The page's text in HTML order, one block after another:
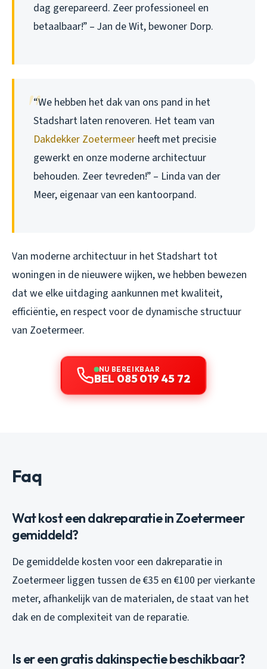
dag gerepareerd. Zeer professioneel en
betaalbaar!” – Jan de Wit, bewoner Dorp.
“We hebben het dak van ons pand in het
Stadshart laten renoveren. Het team van
Dakdekker Zoetermeer heeft met precisie
gewerkt en onze moderne architectuur
behouden. Zeer tevreden!” – Linda van der
Meer, eigenaar van een kantoorpand.
Van moderne architectuur in het Stadshart tot
woningen in de nieuwere wijken, we hebben bewezen
dat we elke uitdaging aankunnen met kwaliteit,
efficiëntie, en respect voor de dynamische structuur
van Zoetermeer.
NU BEREIKBAAR
BEL 085 019 45 72
Faq
Wat kost een dakreparatie in Zoetermeer
gemiddeld?
De gemiddelde kosten voor een dakreparatie in
Zoetermeer liggen tussen de €35 en €100 per vierkante
meter, afhankelijk van de materialen, de staat van het
dak en de complexiteit van de reparatie.
Is er een gratis dakinspectie beschikbaar?